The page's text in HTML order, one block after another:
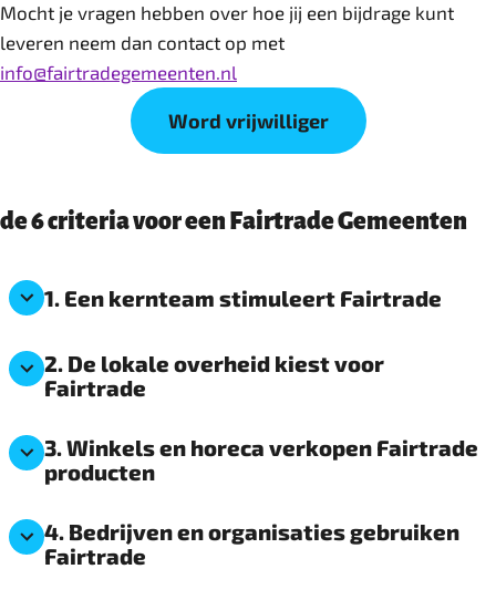
Mocht je vragen hebben over hoe jij een bijdrage kunt
leveren neem dan contact op met
info@fairtradegemeenten.nl
Word vrijwilliger
de 6 criteria voor een Fairtrade Gemeenten
1. Een kernteam stimuleert Fairtrade
2. De lokale overheid kiest voor
Fairtrade
3. Winkels en horeca verkopen Fairtrade
producten
4. Bedrijven en organisaties gebruiken
Fairtrade